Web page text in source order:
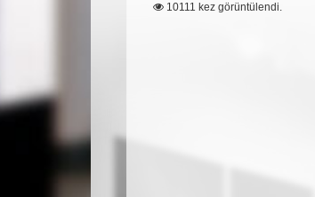
10111 kez görüntülendi.